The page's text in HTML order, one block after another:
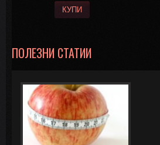
КУПИ
ПОЛЕЗНИ СТАТИИ